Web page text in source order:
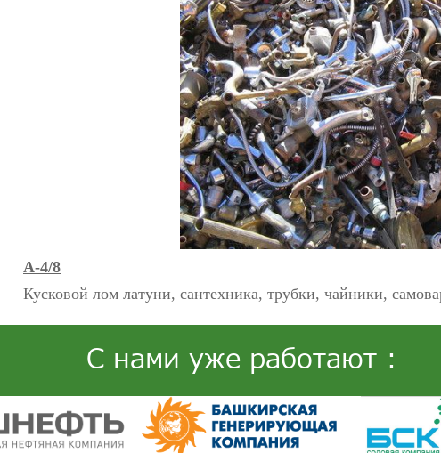
А-4/8
Кусковой лом латуни, сантехника, трубки, чайники,
С нами уже работают :